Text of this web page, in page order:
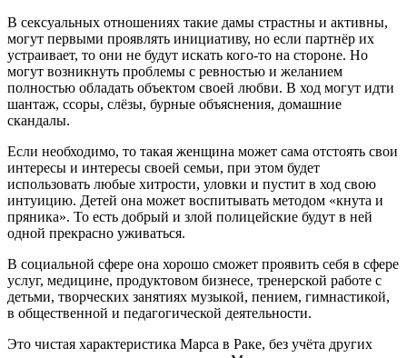
В сексуальных отношениях такие дамы страстны и активны,
могут первыми проявлять инициативу, но если партнёр их
устраивает, то они не будут искать кого-то на стороне. Но
могут возникнуть проблемы с ревностью и желанием
полностью обладать объектом своей любви. В ход могут идти
шантаж, ссоры, слёзы, бурные объяснения, домашние
скандалы.
Если необходимо, то такая женщина может сама отстоять свои
интересы и интересы своей семьи, при этом будет
использовать любые хитрости, уловки и пустит в ход свою
интуицию. Детей она может воспитывать методом «кнута и
пряника». То есть добрый и злой полицейские будут в ней
одной прекрасно уживаться.
В социальной сфере она хорошо сможет проявить себя в сфере
услуг, медицине, продуктовом бизнесе, тренерской работе с
детьми, творческих занятиях музыкой, пением, гимнастикой,
в общественной и педагогической деятельности.
Это чистая характеристика Марса в Раке, без учёта других